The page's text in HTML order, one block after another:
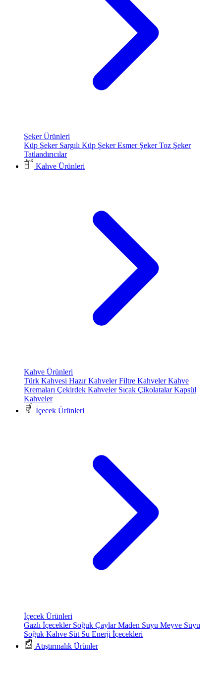
Şeker Ürünleri
Küp Şeker Sargılı Küp ŞekerEsmer ŞekerToz Şeker
Tatlandırıcılar
Kahve Ürünleri
Kahve Ürünleri
Türk Kahvesi Hazır KahvelerFiltre KahvelerKahve
Kremaları Çekirdek Kahveler Sıcak ÇikolatalarKapsül
Kahveler
İçecek Ürünleri
İçecek Ürünleri
Gazlı İçecekler Soğuk ÇaylarMaden Suyu Meyve Suyu
Soğuk Kahve Süt Su Enerji İçecekleri
Atıştırmalık Ürünler